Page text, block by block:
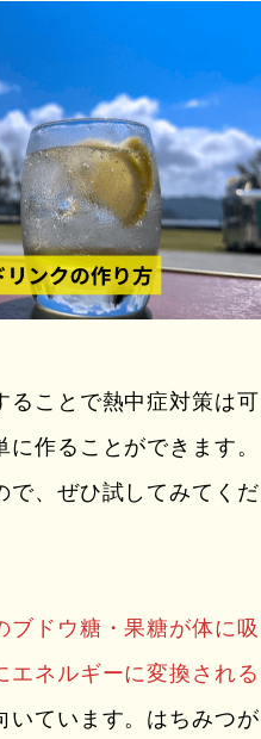
ることで熱中症対策は可
作ることができます。
で、ぜひ試してみてくだ
ブドウ糖・果糖が体に吸
エネルギーに変換される
いています。はちみつが